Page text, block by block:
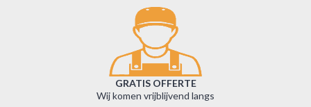
GRATIS OFFERTE
Wij komen vrijblijvend langs